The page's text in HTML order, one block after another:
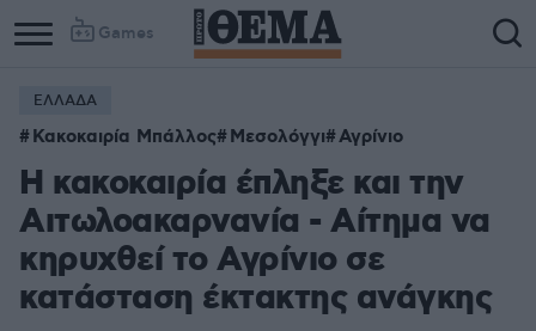
Games
ΕΛΛΑΔΑ
Κακοκαιρία Μπάλλος Μεσολόγγι Αγρίνιο
Η κακοκαιρία έπληξε και την
Αιτωλοακαρνανία - Αίτημα να
κηρυχθεί το Αγρίνιο σε
κατάσταση έκτακτης ανάγκης